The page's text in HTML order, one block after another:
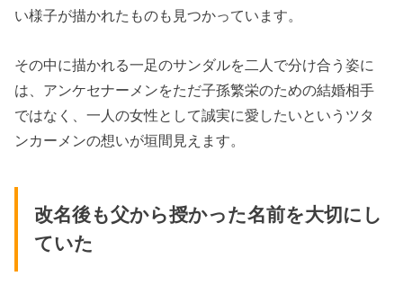
い様子が描かれたものも見つかっています。
その中に描かれる一足のサンダルを二人で分け合う姿に
は、アンケセナーメンをただ子孫繁栄のための結婚相手
ではなく、一人の女性として誠実に愛したいというツタ
ンカーメンの想いが垣間見えます。
改名後も父から授かった名前を大切にし
ていた